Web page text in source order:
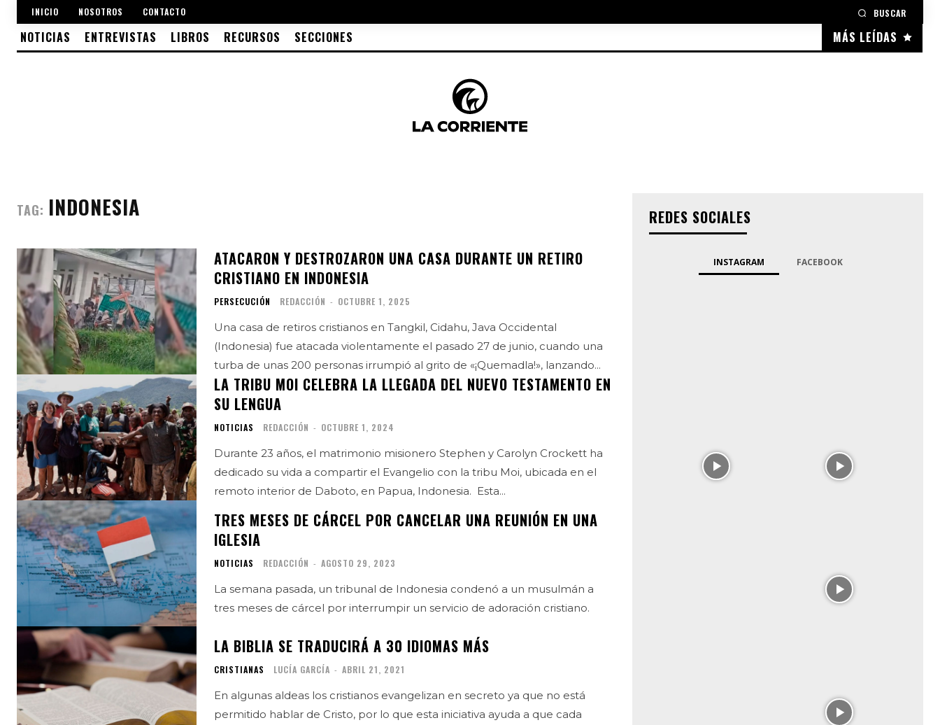
INICIO NOSOTROS CONTACTO BUSCAR
MÁS LEÍDAS
NOTICIAS ENTREVISTAS LIBROS RECURSOS SECCIONES
TAG: INDONESIA
ATACARON Y DESTROZARON UNA CASA DURANTE UN RETIRO
CRISTIANO EN INDONESIA
PERSECUCIÓN REDACCIÓN - OCTUBRE 1, 2025
Una casa de retiros cristianos en Tangkil, Cidahu, Java Occidental
(Indonesia) fue atacada violentamente el pasado 27 de junio, cuando una
turba de unas 200 personas irrumpió al grito de «¡Quemadla!», lanzando...
LA TRIBU MOI CELEBRA LA LLEGADA DEL NUEVO TESTAMENTO EN
SU LENGUA
NOTICIAS REDACCIÓN - OCTUBRE 1, 2024
Durante 23 años, el matrimonio misionero Stephen y Carolyn Crockett ha
dedicado su vida a compartir el Evangelio con la tribu Moi, ubicada en el
remoto interior de Daboto, en Papua, Indonesia. Esta...
TRES MESES DE CÁRCEL POR CANCELAR UNA REUNIÓN EN UNA
IGLESIA
NOTICIAS REDACCIÓN - AGOSTO 29, 2023
La semana pasada, un tribunal de Indonesia condenó a un musulmán a
tres meses de cárcel por interrumpir un servicio de adoración cristiano.
LA BIBLIA SE TRADUCIRÁ A 30 IDIOMAS MÁS
CRISTIANAS LUCÍA GARCÍA - ABRIL 21, 2021
En algunas aldeas los cristianos evangelizan en secreto ya que no está
permitido hablar de Cristo, por lo que esta iniciativa ayuda a que cada
REDES SOCIALES
INSTAGRAM FACEBOOK